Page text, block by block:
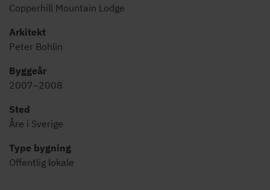
Copperhill Mountain Lodge
Arkitekt
Peter Bohlin
Byggeår
2007–2008
Sted
Åre i Sverige
Type bygning
Offentlig lokale